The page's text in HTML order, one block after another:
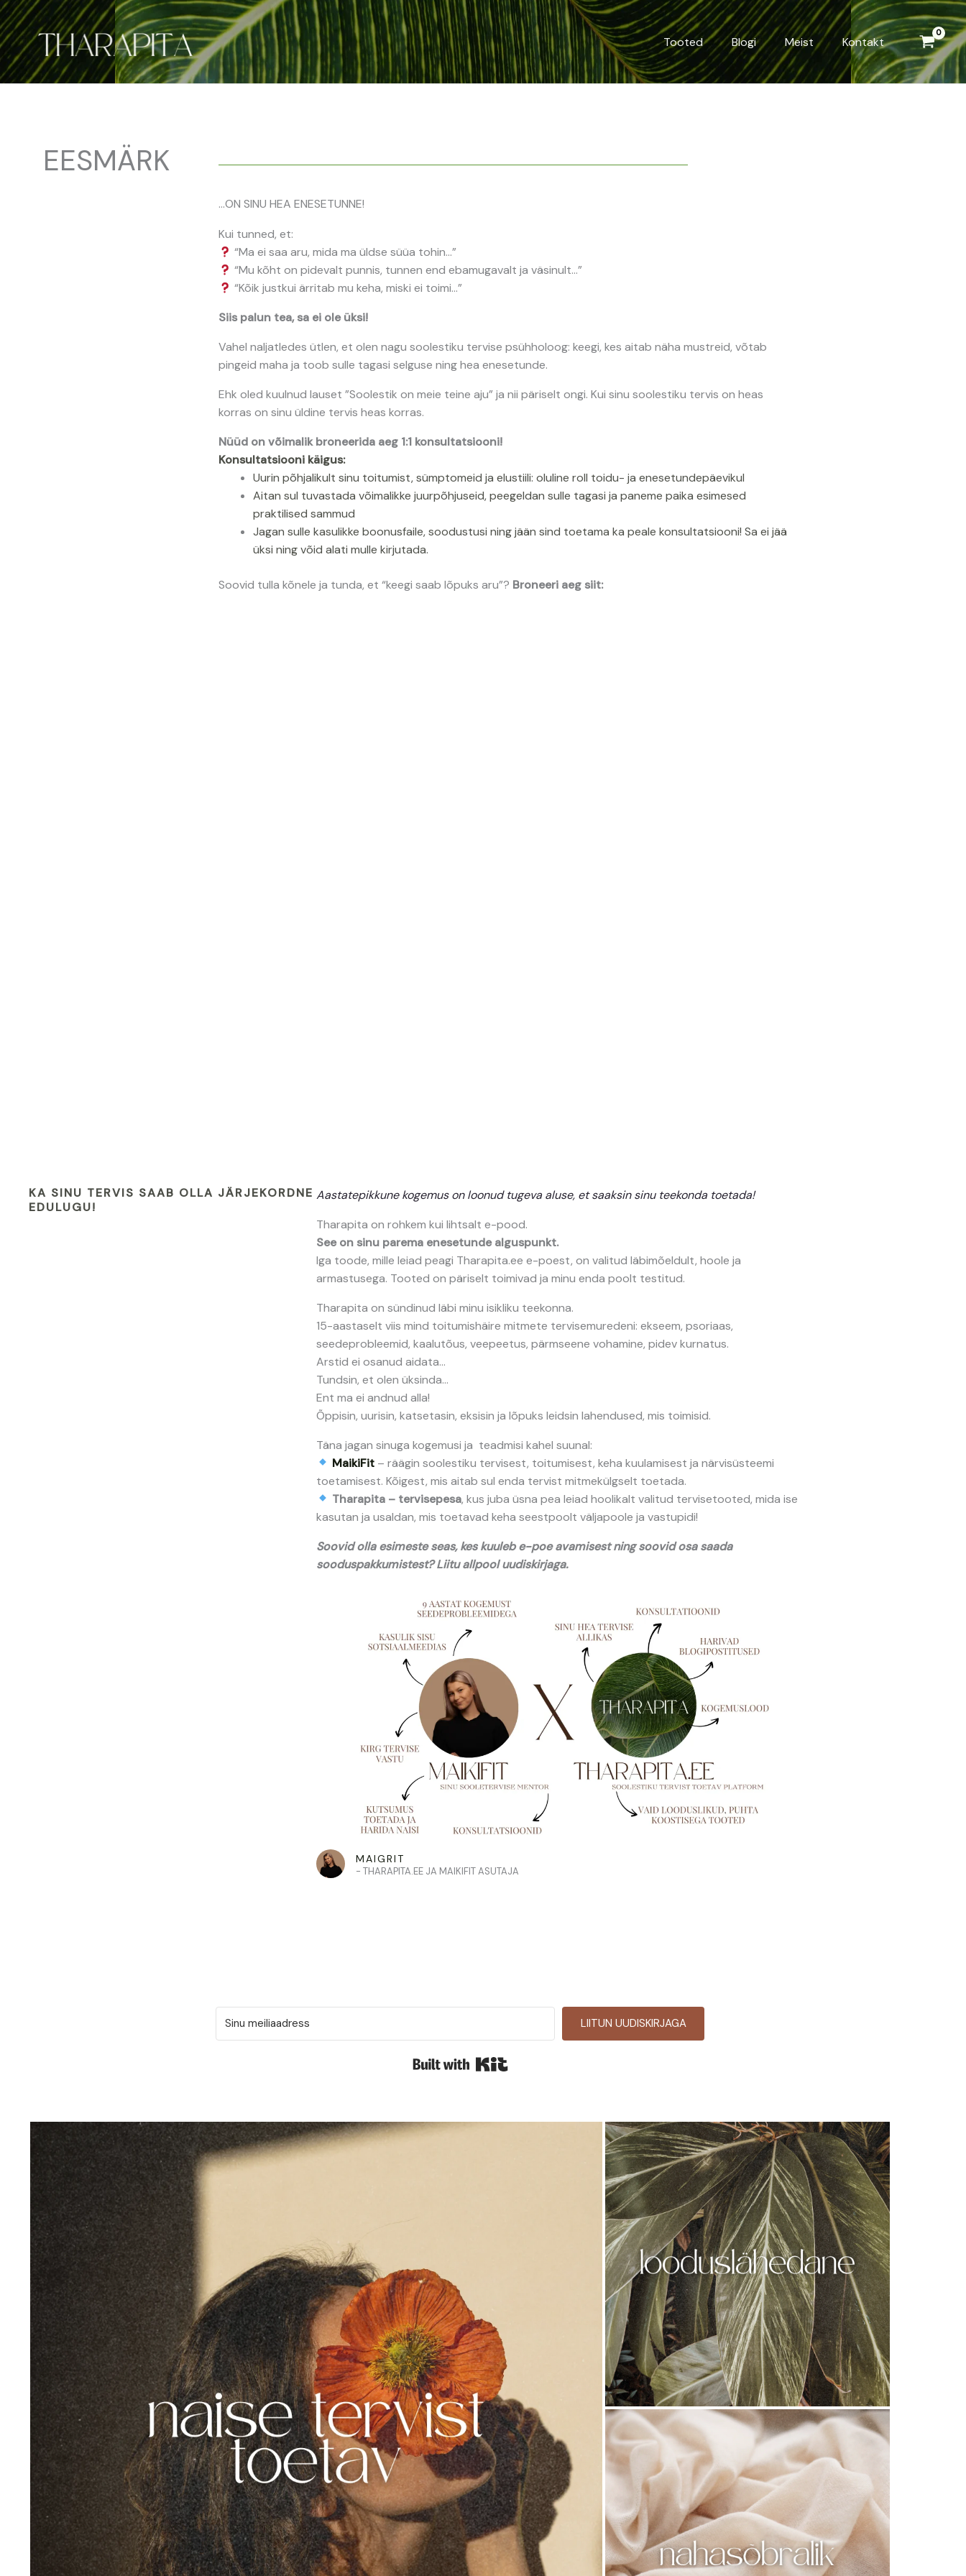
Skip
to
content
Tooted Blogi Meist Kontakt
EESMÄRK
...ON SINU HEA ENESETUNNE!
Kui tunned, et:
“Ma ei saa aru, mida ma üldse süüa tohin…”
“Mu kõht on pidevalt punnis, tunnen end ebamugavalt ja väsinult…”
“Kõik justkui ärritab mu keha, miski ei toimi…”
Siis palun tea, sa ei ole üksi!
Vahel naljatledes ütlen, et olen nagu soolestiku tervise psühholoog: keegi, kes aitab näha mustreid, võtab
pingeid maha ja toob sulle tagasi selguse ning hea enesetunde.
Ehk oled kuulnud lauset ”Soolestik on meie teine aju” ja nii päriselt ongi. Kui sinu soolestiku tervis on heas
korras on sinu üldine tervis heas korras.
Nüüd on võimalik broneerida aeg 1:1 konsultatsiooni!
Konsultatsiooni käigus:
Uurin põhjalikult sinu toitumist, sümptomeid ja elustiili: oluline roll toidu- ja enesetundepäevikul
Aitan sul tuvastada võimalikke juurpõhjuseid, peegeldan sulle tagasi ja paneme paika esimesed
praktilised sammud
Jagan sulle kasulikke boonusfaile, soodustusi ning jään sind toetama ka peale konsultatsiooni! Sa ei jää
üksi ning võid alati mulle kirjutada.
Soovid tulla kõnele ja tunda, et “keegi saab lõpuks aru”? Broneeri aeg siit:
KA SINU TERVIS SAAB OLLA JÄRJEKORDNE
EDULUGU!
Aastatepikkune kogemus on loonud tugeva aluse, et saaksin sinu teekonda toetada!
Tharapita on rohkem kui lihtsalt e-pood.
See on sinu parema enesetunde alguspunkt.
Iga toode, mille leiad peagi Tharapita.ee e-poest, on valitud läbimõeldult, hoole ja
armastusega. Tooted on päriselt toimivad ja minu enda poolt testitud.
Tharapita on sündinud läbi minu isikliku teekonna.
15-aastaselt viis mind toitumishäire mitmete tervisemuredeni: ekseem, psoriaas,
seedeprobleemid, kaalutõus, veepeetus, pärmseene vohamine, pidev kurnatus.
Arstid ei osanud aidata…
Tundsin, et olen üksinda…
Ent ma ei andnud alla!
Õppisin, uurisin, katsetasin, eksisin ja lõpuks leidsin lahendused, mis toimisid.
Täna jagan sinuga kogemusi ja teadmisi kahel suunal:
MaikiFit – räägin soolestiku tervisest, toitumisest, keha kuulamisest ja närvisüsteemi
toetamisest. Kõigest, mis aitab sul enda tervist mitmekülgselt toetada.
Tharapita – tervisepesa, kus juba üsna pea leiad hoolikalt valitud tervisetooted, mida ise
kasutan ja usaldan, mis toetavad keha seestpoolt väljapoole ja vastupidi!
Soovid olla esimeste seas, kes kuuleb e-poe avamisest ning soovid osa saada
sooduspakkumistest? Liitu allpool uudiskirjaga.
MAIGRIT
- THARAPITA.EE JA MAIKIFIT ASUTAJA
LIITUN UUDISKIRJAGA